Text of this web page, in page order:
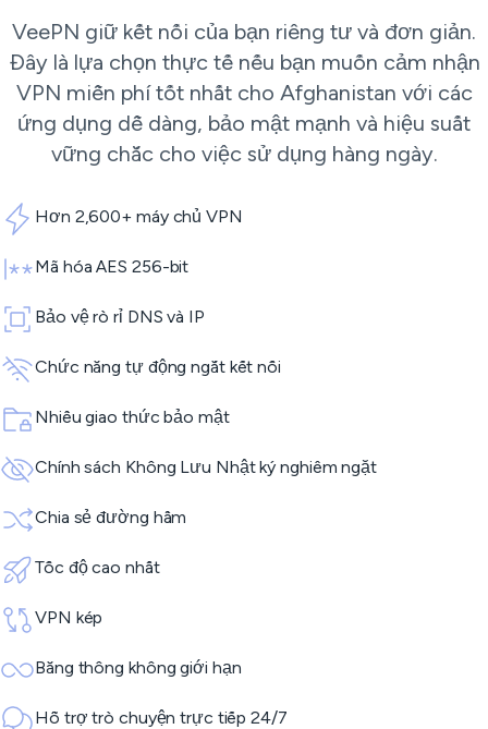
VeePN giữ kết nối của bạn riêng tư và đơn giản.
Đây là lựa chọn thực tế nếu bạn muốn cảm nhận
VPN miễn phí tốt nhất cho Afghanistan với các
ứng dụng dễ dàng, bảo mật mạnh và hiệu suất
vững chắc cho việc sử dụng hàng ngày.
Hơn 2,600+ máy chủ VPN
Mã hóa AES 256-bit
Bảo vệ rò rỉ DNS và IP
Chức năng tự động ngắt kết nối
Nhiều giao thức bảo mật
Chính sách Không Lưu Nhật ký nghiêm ngặt
Chia sẻ đường hầm
Tốc độ cao nhất
VPN kép
Băng thông không giới hạn
Hỗ trợ trò chuyện trực tiếp 24/7